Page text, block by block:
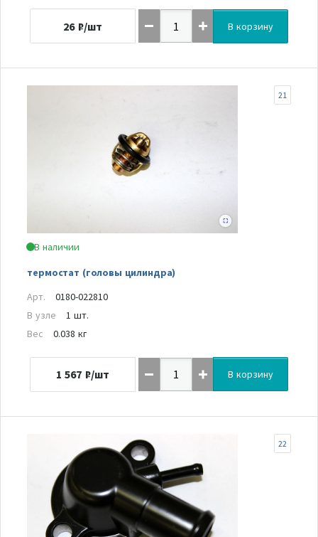
26 ₽/шт В корзину
В наличии
термостат (головы цилиндра)
21
Арт.
0180-022810
В узле
1 шт.
Вес
0.038 кг
1 567 ₽/шт В корзину
22